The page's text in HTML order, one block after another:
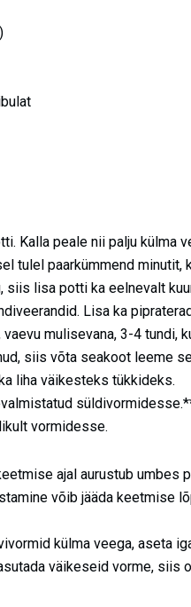
Kalla peale nii palju külma
tulel paarkümmend minutit,
siis lisa potti ka eelnevalt
Lisa ka
mulisevana, 3-4 tundi,
siis võta seakoot leeme
liha väikesteks tükkideks.
vormidesse.
ajal aurustub umbes
võib jääda keetmise
külma veega, aseta
väikeseid vorme, siis